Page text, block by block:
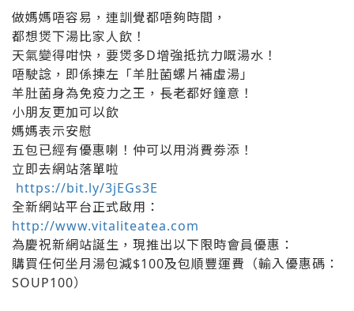
做媽媽唔容易，連訓覺都唔夠時間，
都想煲下湯比家人飲！
天氣變得咁快，要煲多D增強抵抗力嘅湯水！
唔駛諗，即係揀左「羊肚菌螺片補虛湯」
羊肚菌身為免疫力之王，長老都好鐘意！
小朋友更加可以飲
媽媽表示安慰
五包已經有優惠喇！仲可以用消費劵添！
立即去網站落單啦
https://bit.ly/3jEGs3E
全新網站平台正式啟用：
http://www.vitaliteatea.com
為慶祝新網站誕生，現推出以下限時會員優惠：
購買任何坐月湯包減$100及包順豐運費（輸入優惠碼：
SOUP100）